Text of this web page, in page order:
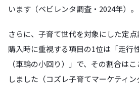
います（ベビレンタ調査・2024年）。
さらに、子育て世代を対象にした定
購入時に重視する項目の1位は「走行
（車輪の小回り）」で、その割合は
しました（コズレ子育てマーケティン